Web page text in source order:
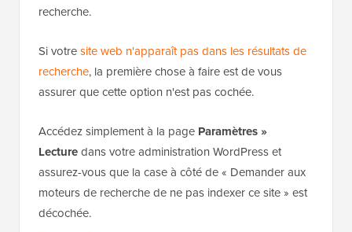
recherche.
Si votresite web n'apparaît pas dans les résultats de
recherche, la première chose à faire est de vous
assurer que cette option n'est pas cochée.
Accédez simplement à la page Paramètres »
Lecturedans votre administration WordPress et
assurez-vous que la case à côté de « Demander aux
moteurs de recherche de ne pas indexer ce site » est
décochée.